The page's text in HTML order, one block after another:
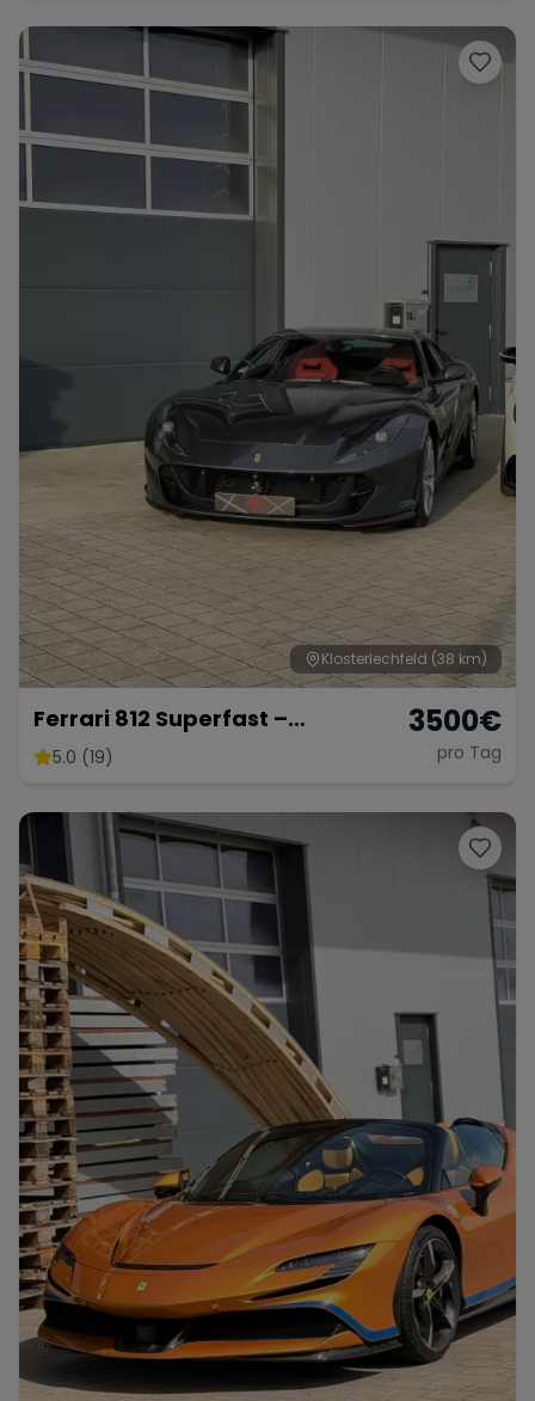
Klosterlechfeld (38 km)
Ferrari 812 Superfast –
Ultimativer V12-Supersportler
5.0 (19)
3500€
pro Tag